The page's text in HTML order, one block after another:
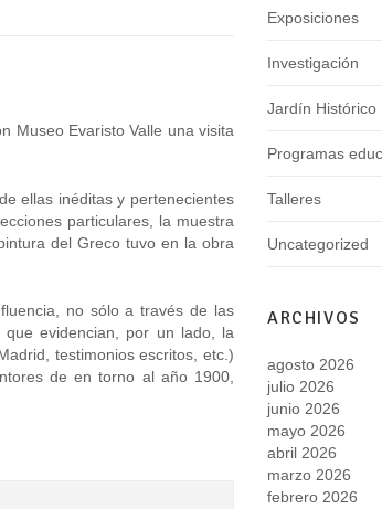
Museo Evaristo Valle una visita
ellas inéditas y pertenecientes
particulares, la muestra
del Greco tuvo en la obra
no sólo a través de las
que evidencian, por un lado, la
testimonios escritos, etc.)
de en torno al año 1900,
Exposiciones
Investigación
Jardín Histórico
Programas
Talleres
Uncategorized
ARCHIVOS
agosto 2026
julio 2026
junio 2026
mayo 2026
abril 2026
marzo 2026
febrero 2026